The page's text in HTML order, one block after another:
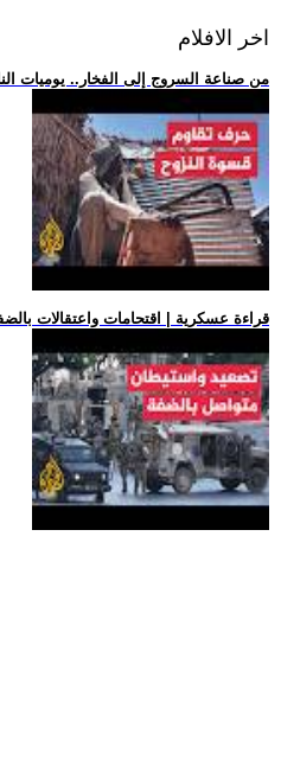
اخر الافلام
.. من صناعة السروج إلى الفخار.. يوميات
.. قراءة عسكرية | اقتحامات واعتقالات